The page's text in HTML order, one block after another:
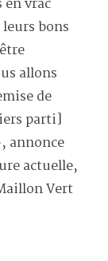
vrac
bons
allons
de
parti]
annonce
actuelle,
Vert